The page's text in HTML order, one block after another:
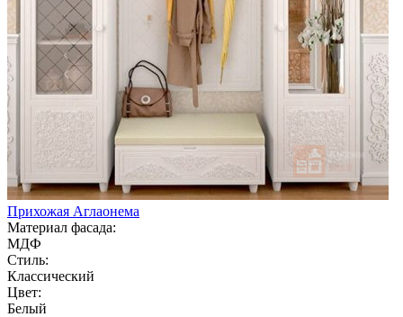
Прихожая Аглаонема
Материал фасада:
МДФ
Стиль:
Классический
Цвет:
Белый